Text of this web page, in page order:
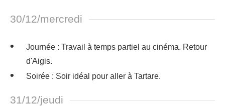
30/12/mercredi
Journée : Travail à temps partiel au cinéma. Retour
d'Aigis.
Soirée : Soir idéal pour aller à Tartare.
31/12/jeudi